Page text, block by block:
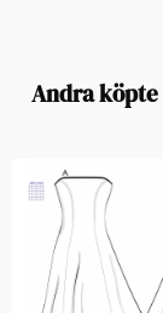
Andra köpte